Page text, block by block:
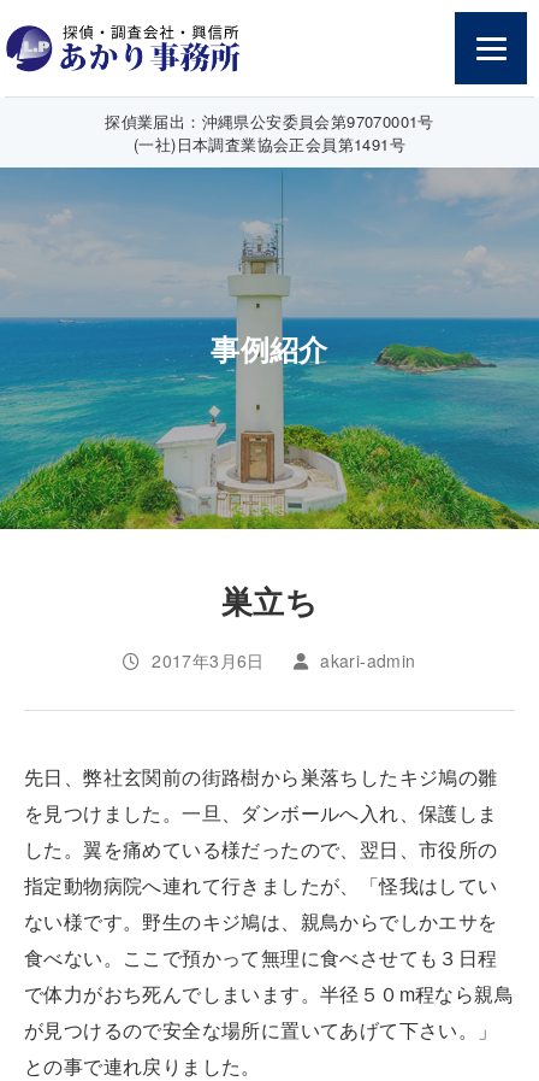
探偵業届出：沖縄県公安委員会第97070001号
(一社)日本調査業協会正会員第1491号
事例紹介
巣立ち
2017年3月6日 akari-admin
先日、弊社玄関前の街路樹から巣落ちしたキジ鳩の雛
を見つけました。一旦、ダンボールへ入れ、保護しま
した。翼を痛めている様だったので、翌日、市役所の
指定動物病院へ連れて行きましたが、「怪我はしてい
ない様です。野生のキジ鳩は、親鳥からでしかエサを
食べない。ここで預かって無理に食べさせても３日程
で体力がおち死んでしまいます。半径５０m程なら親鳥
が見つけるので安全な場所に置いてあげて下さい。」
との事で連れ戻りました。